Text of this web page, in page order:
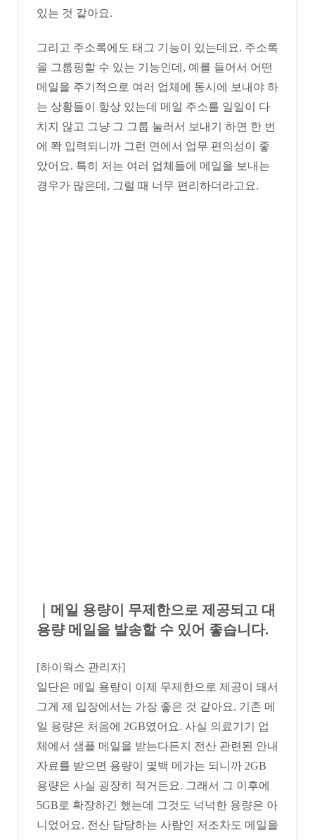
있는 것 같아요.
그리고 주소록에도 태그 기능이 있는데요. 주소록
을 그룹핑할 수 있는 기능인데, 예를 들어서 어떤
메일을 주기적으로 여러 업체에 동시에 보내야 하
는 상황들이 항상 있는데 메일 주소를 일일이 다
치지 않고 그냥 그 그룹 눌러서 보내기 하면 한 번
에 쫙 입력되니까 그런 면에서 업무 편의성이 좋
았어요. 특히 저는 여러 업체들에 메일을 보내는
경우가 많은데, 그럴 때 너무 편리하더라고요.
｜메일 용량이 무제한으로 제공되고 대
용량 메일을 발송할 수 있어 좋습니다.
[하이웍스 관리자]
일단은 메일 용량이 이제 무제한으로 제공이 돼서
그게 제 입장에서는 가장 좋은 것 같아요. 기존 메
일 용량은 처음에 2GB였어요. 사실 의료기기 업
체에서 샘플 메일을 받는다든지 전산 관련된 안내
자료를 받으면 용량이 몇백 메가는 되니까 2GB
용량은 사실 굉장히 적거든요. 그래서 그 이후에
5GB로 확장하긴 했는데 그것도 넉넉한 용량은 아
니었어요. 전산 담당하는 사람인 저조차도 메일을